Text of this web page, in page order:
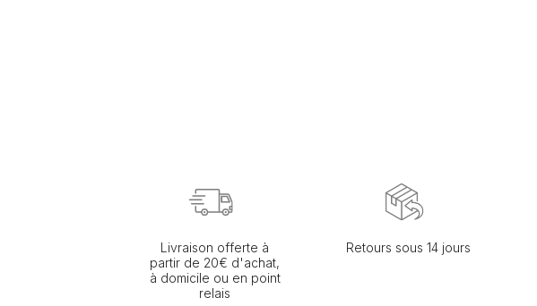
Livraison offerte à
partir de 20€ d'achat,
à domicile ou en point
relais
Retours sous 14 jours